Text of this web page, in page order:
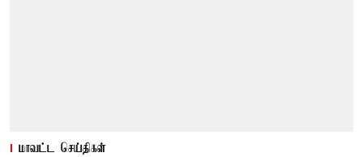
மாவட்ட செய்திகள்